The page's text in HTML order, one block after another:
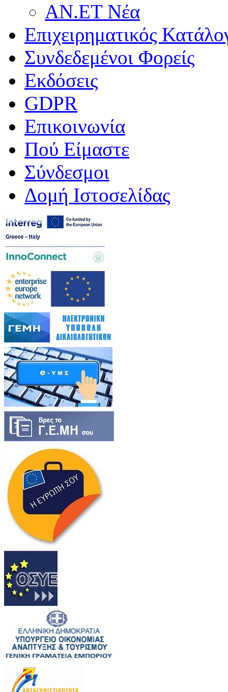
ΑΝ.ΕΤ Νέα
Επιχειρηματικός
Συνδεδεμένοι Φορείς
Εκδόσεις
GDPR
Επικοινωνία
Πού Είμαστε
Σύνδεσμοι
Δομή Ιστοσελίδας